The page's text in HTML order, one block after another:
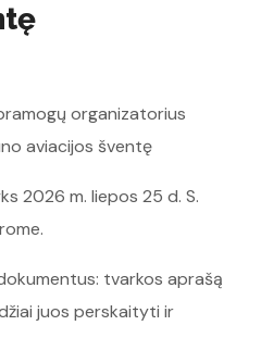
organizatorius
aviacijos šventę
2026 m. liepos 25 d. S.
tvarkos aprašą
juos perskaityti ir